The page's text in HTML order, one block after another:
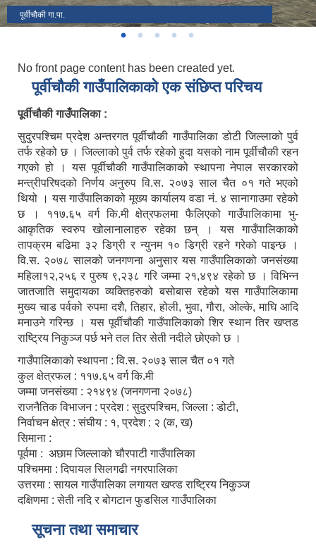
पूर्वीचौकी गा.पा.
पूर्वीचौकी गाउँपालिका
पूर्वीचौकी गाउँपालिका गाउँ सभाको १४ ‍‍औं अधिवेशन वन्द सत्र कार्यक्रम सम्पन्न ।।
No front page content has been created yet.
पूर्वीचाैकी गाउँपालिकाको एक संछिप्त परिचय
पूर्वीचौकी गाउँपालिका :
सुदुरपश्चिम प्रदेश अन्तरगत पूर्वीचौकी गाउँपालिका डोटी जिल्लाको पुर्व
तर्फ रहेको छ । जिल्लाको पुर्व तर्फ रहेको हुदा यसको नाम पूर्वीचौकी रहन
गएको हो । यस पूर्वीचौकी गाउँपालिकाको स्थापना नेपाल सरकारको
मन्त्रीपरिषदको निर्णय अनुरुप वि.स. २०७३ साल चैत ०१ गते भएको
थियो । यस गाउँपालिकाको मूख्य कार्यालय वडा नं. ४ सानागाउमा रहेको
छ । ११७.६५ वर्ग कि.मी क्षेत्रफलमा फैलिएको गाउँपालिकामा भु-
आकृतिक स्वरुप खोलानालाहरु रहेका छन् । यस गाउँपालिकाको
तापक्रम बढिमा ३२ डिग्री र न्युनम १० डिग्री रहने गरेको पाइन्छ ।
वि.स. २०७८ सालको जनगणना अनुसार यस गाउँपालिकाको जनसंख्या
महिला१२,२५६ र पुरुष ९,२३८ गरि जम्मा २१,४९४ रहेको छ । विभिन्न
जातजाति समुदायका व्यक्तिहरुको बसोबास रहेको यस गाउँपालिकामा
मुख्य चाड पर्वको रुपमा दशै, तिहार, होली, भुवा, गौरा, ओल्के, माघि आदि
मनाउने गरिन्छ । यस पूर्वीचौकी गाउँपालिकाको शिर स्थान तिर खप्तड
राष्ट्रिय निकुञ्ज पर्छ भने तल तिर सेती नदीले छोएको छ ।
गाउँपालिकाको स्थापना : वि.स. २०७३ साल चैत ०१ गते
कुल क्षेत्रफल : ११७.६५ वर्ग कि.मी
जम्मा जनसंख्या : २१४९४ (जनगणना २०७८)
राजनैतिक विभाजन : प्रदेश : सुदुरपश्चिम, जिल्ला : डोटी,
निर्वाचन क्षेत्र : संघीय : १, प्रदेश : २ (क, ख)
सिमाना :
पूर्वमा : अछाम जिल्लाको चौरपाटी गाउँपालिका
पश्चिममा : दिपायल सिलगढी नगरपालिका
उत्तरमा : सायल गाउँपालिका लगायत खप्त्ड राष्ट्रिय निकुञ्ज
दक्षिणमा : सेती नदि र बोगटान फुडसिल गाउँपालिका
सूचना तथा समाचार